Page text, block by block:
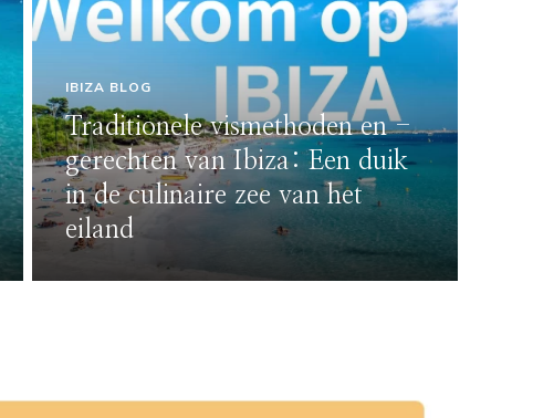
IBIZA BLOG
Traditionele vismethoden en -
gerechten van Ibiza: Een duik
in de culinaire zee van het
eiland